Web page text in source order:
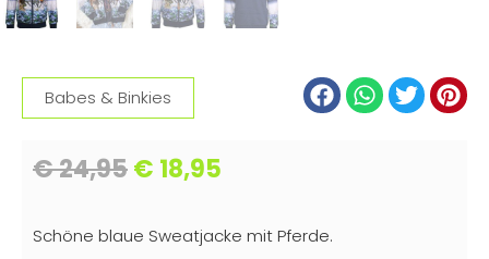
Babes & Binkies
€24,95€ 18,95
Schöne blaue Sweatjacke mit Pferde.